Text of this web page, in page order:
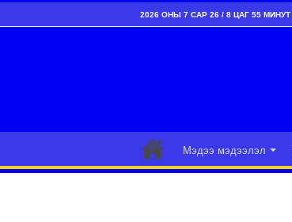
2026 ОНЫ 7 САР 26 / 8 ЦАГ 55 МИНУТ
Мэдээ мэдээлэл